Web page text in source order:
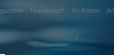
Impressum Ihr Konto